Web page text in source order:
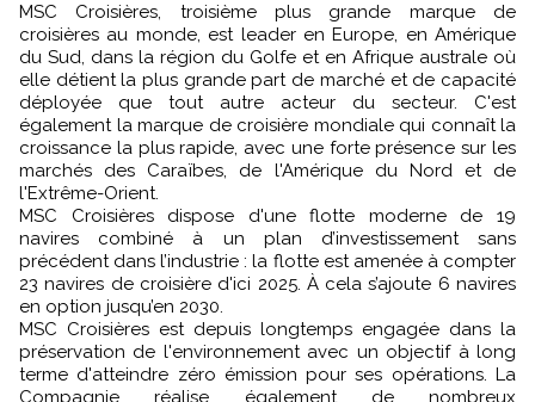
MSC Croisières, troisième plus grande marque de
croisières au monde, est leader en Europe, en Amérique
du Sud, dans la région du Golfe et en Afrique australe où
elle détient la plus grande part de marché et de capacité
déployée que tout autre acteur du secteur. C'est
également la marque de croisière mondiale qui connaît la
croissance la plus rapide, avec une forte présence sur les
marchés des Caraïbes, de l'Amérique du Nord et de
l'Extrême-Orient.
MSC Croisières dispose d'une flotte moderne de 19
navires combiné à un plan d’investissement sans
précédent dans l’industrie : la flotte est amenée à compter
23 navires de croisière d'ici 2025. À cela s’ajoute 6 navires
en option jusqu’en 2030.
MSC Croisières est depuis longtemps engagée dans la
préservation de l'environnement avec un objectif à long
terme d'atteindre zéro émission pour ses opérations. La
Compagnie réalise également de nombreux